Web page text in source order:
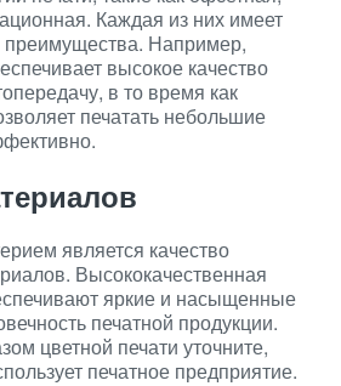
Каждая из них имеет
преимущества. Например,
высокое качество
в то время как
печатать небольшие
является качество
Высококачественная
яркие и насыщенные
печатной продукции.
цветной печати уточните,
печатное предприятие.